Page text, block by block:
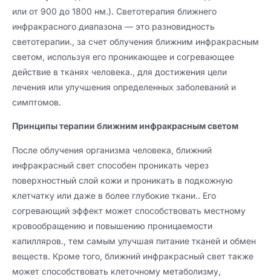
или от 900 до 1800 нм.). Светотерапия ближнего
инфракрасного диапазона — это разновидность
светотерапии., за счет облучения ближним инфракрасным
светом, используя его проникающее и согревающее
действие в тканях человека., для достижения цели
лечения или улучшения определенных заболеваний и
симптомов.
Принципы терапии ближним инфракрасным светом
После облучения организма человека, ближний
инфракрасный свет способен проникать через
поверхностный слой кожи и проникать в подкожную
клетчатку или даже в более глубокие ткани.. Его
согревающий эффект может способствовать местному
кровообращению и повышению проницаемости
капилляров., тем самым улучшая питание тканей и обмен
веществ. Кроме того, ближний инфракрасный свет также
может способствовать клеточному метаболизму,